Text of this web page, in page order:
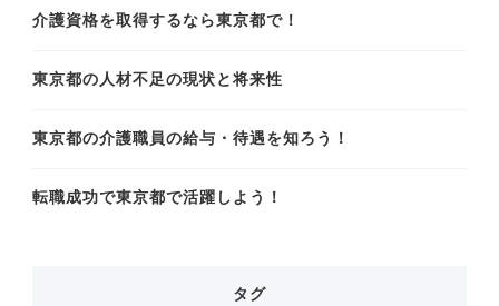
介護資格を取得するなら東京都で！
東京都の人材不足の現状と将来性
東京都の介護職員の給与・待遇を知ろう！
転職成功で東京都で活躍しよう！
タグ